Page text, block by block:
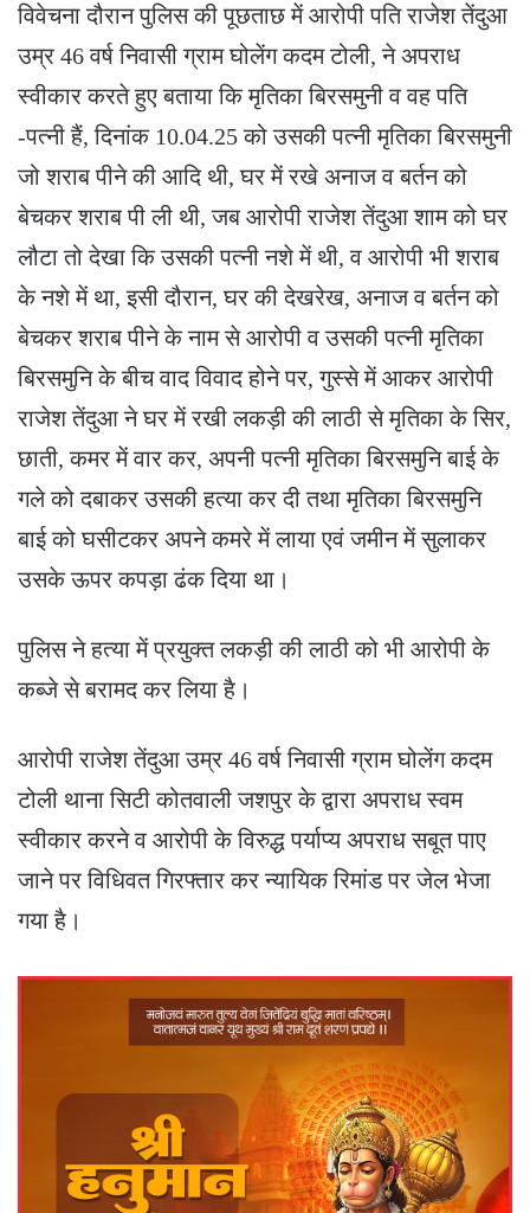
विवेचना दौरान पुलिस की पूछताछ में आरोपी पति राजेश तेंदुआ
उम्र 46 वर्ष निवासी ग्राम घोलेंग कदम टोली, ने अपराध
स्वीकार करते हुए बताया कि मृतिका बिरसमुनी व वह पति
-पत्नी हैं, दिनांक 10.04.25 को उसकी पत्नी मृतिका बिरसमुनी
जो शराब पीने की आदि थी, घर में रखे अनाज व बर्तन को
बेचकर शराब पी ली थी, जब आरोपी राजेश तेंदुआ शाम को घर
लौटा तो देखा कि उसकी पत्नी नशे में थी, व आरोपी भी शराब
के नशे में था, इसी दौरान, घर की देखरेख, अनाज व बर्तन को
बेचकर शराब पीने के नाम से आरोपी व उसकी पत्नी मृतिका
बिरसमुनि के बीच वाद विवाद होने पर, गुस्से में आकर आरोपी
राजेश तेंदुआ ने घर में रखी लकड़ी की लाठी से मृतिका के सिर,
छाती, कमर में वार कर, अपनी पत्नी मृतिका बिरसमुनि बाई के
गले को दबाकर उसकी हत्या कर दी तथा मृतिका बिरसमुनि
बाई को घसीटकर अपने कमरे में लाया एवं जमीन में सुलाकर
उसके ऊपर कपड़ा ढंक दिया था।
पुलिस ने हत्या में प्रयुक्त लकड़ी की लाठी को भी आरोपी के
कब्जे से बरामद कर लिया है।
आरोपी राजेश तेंदुआ उम्र 46 वर्ष निवासी ग्राम घोलेंग कदम
टोली थाना सिटी कोतवाली जशपुर के द्वारा अपराध स्वम
स्वीकार करने व आरोपी के विरुद्ध पर्याप्य अपराध सबूत पाए
जाने पर विधिवत गिरफ्तार कर न्यायिक रिमांड पर जेल भेजा
गया है।